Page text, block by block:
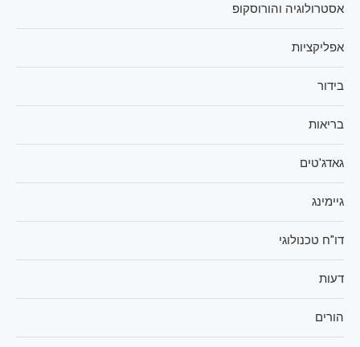
אסטרולוגיה והורוסקופ
אפליקציות
בידור
בריאות
גאדג'טים
גיימינג
דו"ח טכנולוגי
דעות
הורים